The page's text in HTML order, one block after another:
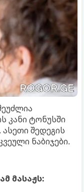
კანი ტონუსში
შედეგის
ნაბიჯები.
მასაჟს: